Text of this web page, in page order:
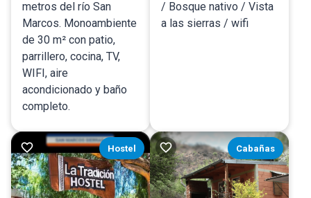
metros del río San
Marcos. Monoambiente
de 30 m² con patio,
parrillero, cocina, TV,
WIFI, aire
acondicionado y baño
completo.
/ Bosque nativo / Vista
a las sierras / wifi
Hostel Cabañas